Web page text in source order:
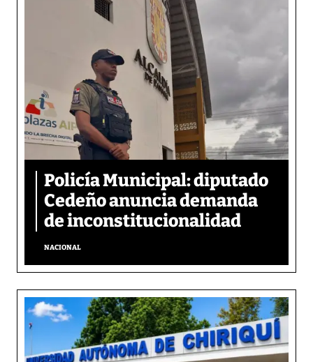
Policía Municipal: diputado
Cedeño anuncia demanda
de inconstitucionalidad
NACIONAL